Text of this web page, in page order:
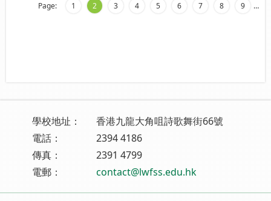
Page: 1 2 3 4 5 6 7 8 9 …
學校地址：
香港九龍大角咀詩歌舞街66號
電話：
2394 4186
傳真：
2391 4799
電郵：
contact@lwfss.edu.hk